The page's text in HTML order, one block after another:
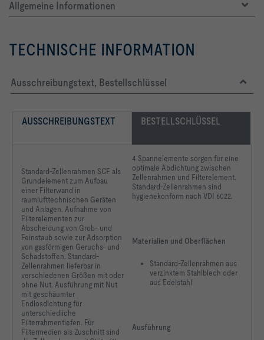
Auslegungsdaten    No data available or necessary.
Allgemeine Informationen
TECHNISCHE INFORMATION
Ausschreibungstext, Bestellschlüssel
AUSSCHREIBUNGSTEXT BESTELLSCHLÜSSEL
Standard-Zellenrahmen SCF als
Grundelement zum Aufbau
einer Filterwand in
raumlufttechnischen Geräten
und Anlagen. Aufnahme von
Filterelementen zur
Abscheidung von Grob- und
Feinstaub sowie zur Adsorption
von gasförmigen Geruchs- und
Schadstoffen. Standard-
Zellenrahmen lieferbar in
verschiedenen Größen mit oder
ohne Nut. Ausführung mit Nut
mit geschäumter
Endlosdichtungfür
unterschiedliche
Filterrahmentiefen. Für
Filtermedien als Zuschnitt sind
4 Spannelemente sorgen für eine
optimale Abdichtung zwischen
Zellenrahmen und Filterelement.
Standard-Zellenrahmen sind
hygienekonform nach VDI 6022.
Materialien und Oberflächen
Standard-Zellenrahmen aus
verzinktem Stahlblech oder
aus Edelstahl
Ausführung